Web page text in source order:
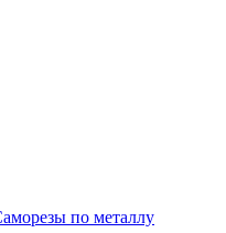
по металлу